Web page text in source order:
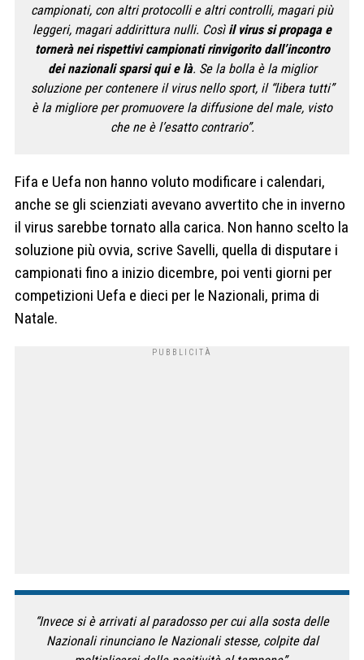
campionati, con altri protocolli e altri controlli, magari più
leggeri, magari addirittura nulli. Così il virus si propaga e
tornerà nei rispettivi campionati rinvigorito dall’incontro
dei nazionali sparsi qui e là. Se la bolla è la miglior
soluzione per contenere il virus nello sport, il “libera tutti”
è la migliore per promuovere la diffusione del male, visto
che ne è l’esatto contrario”.
Fifa e Uefa non hanno voluto modificare i calendari,
anche se gli scienziati avevano avvertito che in inverno
il virus sarebbe tornato alla carica. Non hanno scelto la
soluzione più ovvia, scrive Savelli, quella di disputare i
campionati fino a inizio dicembre, poi venti giorni per
competizioni Uefa e dieci per le Nazionali, prima di
Natale.
“Invece si è arrivati al paradosso per cui alla sosta delle
Nazionali rinunciano le Nazionali stesse, colpite dal